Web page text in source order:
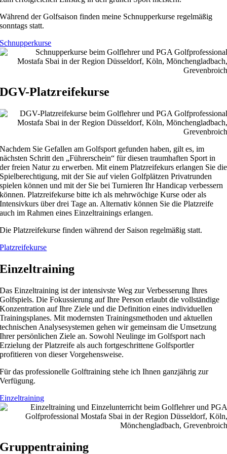
Während der Golfsaison finden meine Schnupperkurse regelmäßig
sonntags statt.
Schnupperkurse
DGV-Platzreifekurse
Nachdem Sie Gefallen am Golfsport gefunden haben, gilt es, im
nächsten Schritt den „Führerschein“ für diesen traumhaften Sport in
der freien Natur zu erwerben. Mit einem Platzreifekurs erlangen Sie die
Spielberechtigung, mit der Sie auf vielen Golfplätzen Privatrunden
spielen können und mit der Sie bei Turnieren Ihr Handicap verbessern
können. Platzreifekurse bitte ich als mehrwöchige Kurse oder als
Intensivkurs über drei Tage an. Alternativ können Sie die Platzreife
auch im Rahmen eines Einzeltrainings erlangen.
Die Platzreifekurse finden während der Saison regelmäßig statt.
Platzreifekurse
Einzeltraining
Das Einzeltraining ist der intensivste Weg zur Verbesserung Ihres
Golfspiels. Die Fokussierung auf Ihre Person erlaubt die vollständige
Konzentration auf Ihre Ziele und die Definition eines individuellen
Trainingsplanes. Mit modernsten Trainingsmethoden und aktuellen
technischen Analysesystemen gehen wir gemeinsam die Umsetzung
Ihrer persönlichen Ziele an. Sowohl Neulinge im Golfsport nach
Erzielung der Platzreife als auch fortgeschrittene Golfsportler
profitieren von dieser Vorgehensweise.
Für das professionelle Golftraining stehe ich Ihnen ganzjährig zur
Verfügung.
Einzeltraining
Gruppentraining